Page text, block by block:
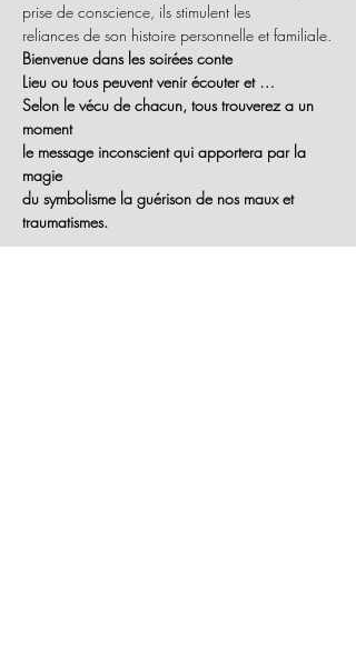
prise de conscience, ils stimulent les
reliances de son histoire personnelle et familiale.
Bienvenue dans les soirées conte
Lieu ou tous peuvent venir écouter et …
Selon le vécu de chacun, tous trouverez a un
moment
le message inconscient qui apportera par la
magie
du symbolisme la guérison de nos maux et
traumatismes.